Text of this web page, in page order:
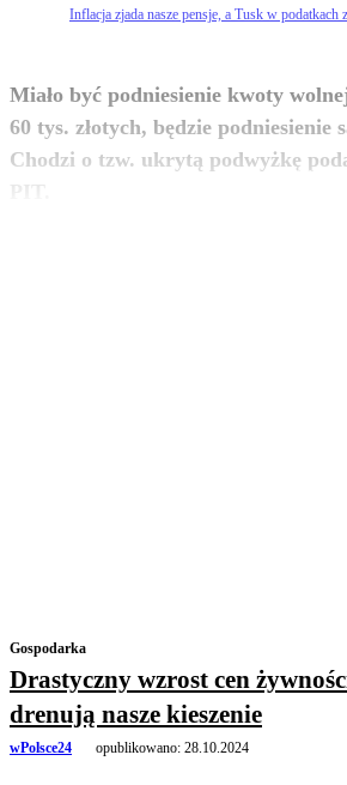
Inflacja zjada nasze pensje, a Tusk w podatkach
Miało być podniesienie kwoty
60 tys. złotych, będzie podniesienie
Chodzi o tzw. ukrytą podwyżkę
zobacz
Gospodarka
Drastyczny wzrost cen
drenują nasze kieszenie
wPolsce24 opublikowano: 28.10.2024